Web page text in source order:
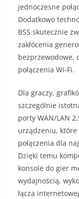
jednoczesne
Dodatkowo
BSS skutecznie
zakłócenia
bezprzewodowe,
połączenia Wi-Fi.
Dla graczy,
szczególnie
porty WAN/LAN
urządzeniu,
połączenia dla
Dzięki temu
konsole do gier
wydajnością,
łącza